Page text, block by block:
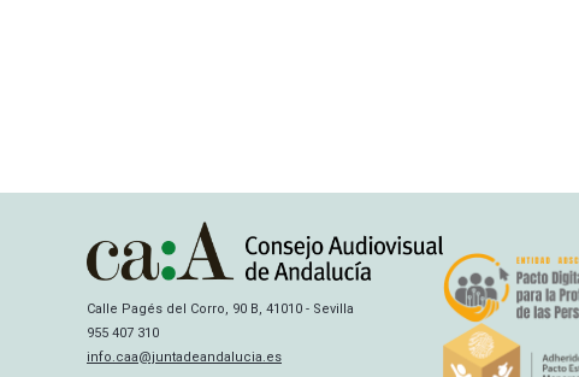
Calle Pagés del Corro, 90 B, 41010 - Sevilla
955 407 310
info.caa@juntadeandalucia.es